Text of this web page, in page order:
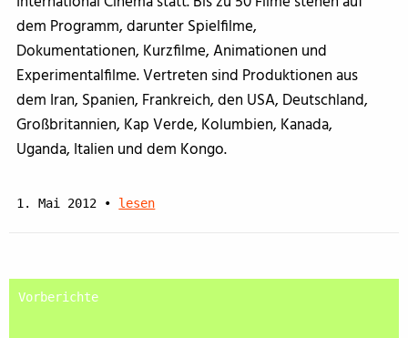
dem Programm, darunter Spielfilme,
Dokumentationen, Kurzfilme, Animationen und
Experimentalfilme. Vertreten sind Produktionen aus
dem Iran, Spanien, Frankreich, den USA, Deutschland,
Großbritannien, Kap Verde, Kolumbien, Kanada,
Uganda, Italien und dem Kongo.
1. Mai 2012 • lesen
Vorberichte